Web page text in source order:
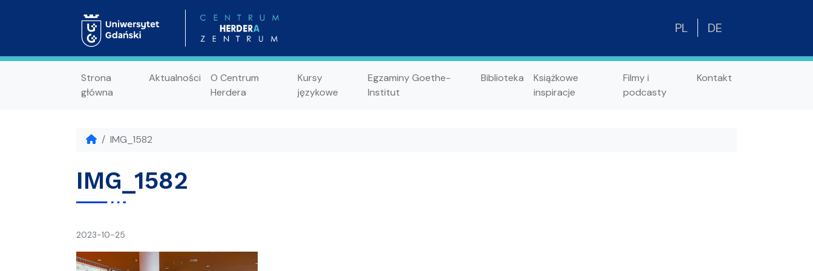
PL DE
Strona
główna
Aktualności
O Centrum
Herdera
Kursy
językowe
Egzaminy Goethe-
Institut
Biblioteka
Książkowe
inspiracje
Filmy i
podcasty
Kontakt
IMG_1582
IMG_1582
2023-10-25